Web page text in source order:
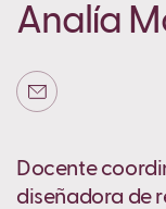
Analía
Docente
diseñadora de